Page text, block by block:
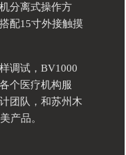
分离式操作方
配15寸外接触摸
调试，BV1000
个医疗机构服
团队，和苏州木
产品。